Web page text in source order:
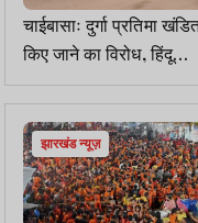
चाईबासाः दुर्गा प्रतिमा
किए जाने का विरोध, हिंदू
संगठनों ने गुवा बाजार बंद
कराया
झारखंड न्यूज़